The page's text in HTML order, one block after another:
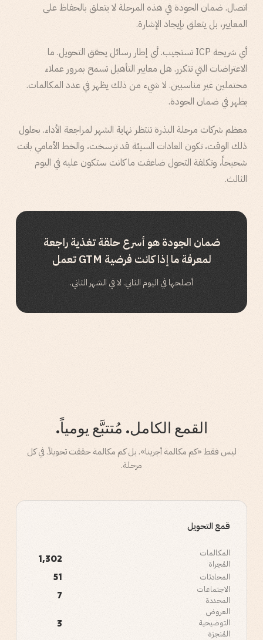
اتصال. ضمان الجودة في هذه المرحلة لا يتعلق بالحفاظ على
المعايير، بل يتعلق بإيجاد الإشارة.
أي شريحة ICP تستجيب. أي إطار رسائل يحقق التحويل. ما
الاعتراضات التي تتكرر. هل معايير التأهيل تسمح بمرور عملاء
محتملين غير مناسبين. لا شيء من ذلك يظهر في عدد المكالمات.
يظهر في ضمان الجودة.
معظم شركات مرحلة البذرة تنتظر نهاية الشهر لمراجعة الأداء. بحلول
ذلك الوقت، تكون العادات السيئة قد ترسخت، والخط الأمامي باتت
شحيحاً، وتكلفة التحول ضاعفت ما كانت ستكون عليه في اليوم
الثالث.
ضمان الجودة هو أسرع حلقة تغذية راجعة
لمعرفة ما إذا كانت فرضية GTM تعمل
أصلحها في اليوم الثاني. لا في الشهر الثاني.
القمع الكامل. مُتتبَّع يومياً.
ليس فقط «كم مكالمة أجرينا». بل كم مكالمة حققت تحويلاً. في كل
مرحلة.
قمع التحويل
المكالمات
المُجراة
1,302
المحادثات 51
الاجتماعات
المحددة
7
العروض
التوضيحية
المُنجزة
3